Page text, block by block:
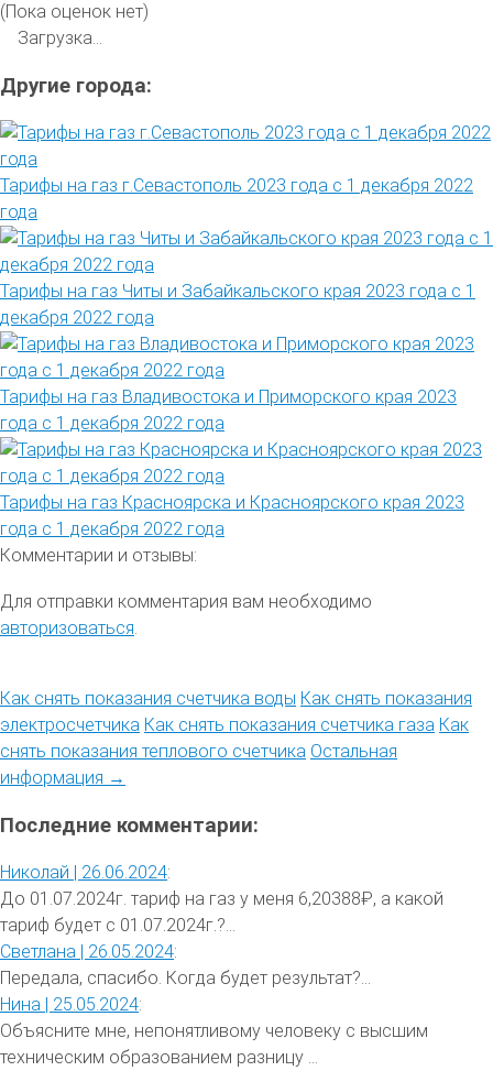
(Пока оценок нет)
Загрузка...
Другие города:
Тарифы на газ г.Севастополь 2023 года с 1 декабря 2022
года
Тарифы на газ Читы и Забайкальского края 2023 года с 1
декабря 2022 года
Тарифы на газ Владивостока и Приморского края 2023
года с 1 декабря 2022 года
Тарифы на газ Красноярска и Красноярского края 2023
года с 1 декабря 2022 года
Комментарии и отзывы:
Для отправки комментария вам необходимо
авторизоваться.
Как снять показания счетчика воды Как снять показания
электросчетчика Как снять показания счетчика газа Как
снять показания теплового счетчика Остальная
информация →
Последние комментарии:
Николай | 26.06.2024:
До 01.07.2024г. тариф на газ у меня 6,20388₽, а какой
тариф будет с 01.07.2024г.?...
Светлана | 26.05.2024:
Передала, спасибо. Когда будет результат?...
Нина | 25.05.2024:
Объясните мне, непонятливому человеку с высшим
техническим образованием разницу ...